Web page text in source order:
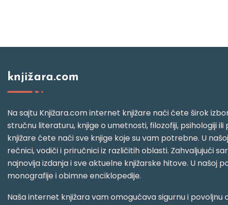
knjižara.com
Na sajtu Knjižara.com internet knjižare naći ćete širok
stručnu literaturu, knjige o umetnosti, filozofiji, psihologiji
knjižare ćete naći sve knjige koje su vam potrebne. U
rečnici, vodiči i priručnici iz različitih oblasti. Zahvaljujući
najnovija izdanja i sve aktuelne knjižarske hitove. U našoj
monografije i obimne enciklopedije.
Naša internet knjižara vam omogućava sigurnu i povoljnu